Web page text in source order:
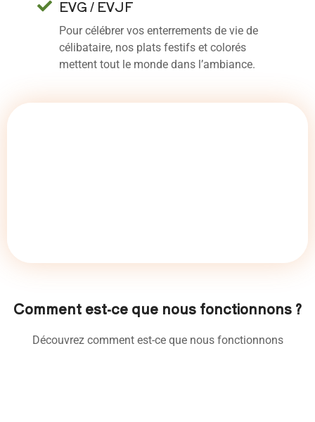
EVG / EVJF
Pour célébrer vos enterrements de vie de
célibataire, nos plats festifs et colorés
mettent tout le monde dans l’ambiance.
Comment est-ce que nous fonctionnons ?
Découvrez comment est-ce que nous fonctionnons